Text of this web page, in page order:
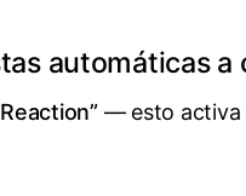
automáticas a
— esto activa